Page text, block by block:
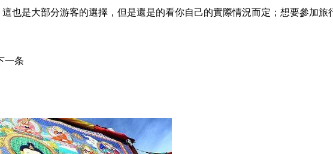
也是大部分游客的選擇，但是還是的看你自己的實際情況而定；想要參加旅
一条